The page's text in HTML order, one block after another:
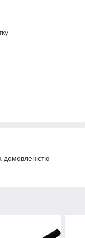
домовленістю